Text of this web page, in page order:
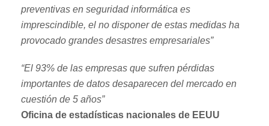
preventivas en seguridad informática es
imprescindible, el no disponer de estas medidas ha
provocado grandes desastres empresariales”
“El 93% de las empresas que sufren pérdidas
importantes de datos desaparecen del mercado en
cuestión de 5 años”
Oficina de estadísticas nacionales de EEUU